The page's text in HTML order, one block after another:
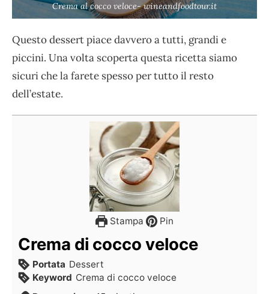
Crema al cocco veloce- wineandfoodtour.it
Questo dessert piace davvero a tutti, grandi e
piccini. Una volta scoperta questa ricetta siamo
sicuri che la farete spesso per tutto il resto
dell’estate.
Stampa Pin
Crema di cocco veloce
Portata Dessert
Keyword Crema di cocco veloce